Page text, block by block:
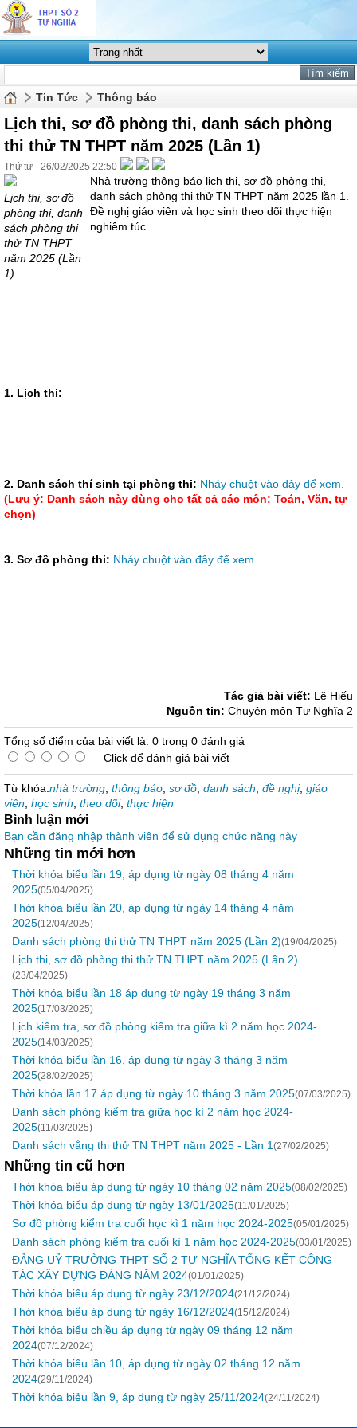
Tin Tức Thông báo
Lịch thi, sơ đồ phòng thi, danh sách phòng
thi thử TN THPT năm 2025 (Lần 1)
Thứ tư - 26/02/2025 22:50
Lịch thi, sơ đồ
phòng thi, danh
sách phòng thi
thử TN THPT
năm 2025 (Lần
1)
Nhà trường thông báo lịch thi, sơ đồ phòng thi,
danh sách phòng thi thử TN THPT năm 2025 lần 1.
Đề nghị giáo viên và học sinh theo dõi thực hiện
nghiêm túc.
1. Lịch thi:
2. Danh sách thí sinh tại phòng thi: Nháy chuột vào đây để xem.
(Lưu ý: Danh sách này dùng cho tất cả các môn: Toán, Văn, tự
chọn)
3. Sơ đồ phòng thi: Nháy chuột vào đây để xem.
Tác giả bài viết: Lê Hiếu
Nguồn tin: Chuyên môn Tư Nghĩa 2
Tổng số điểm của bài viết là: 0 trong 0 đánh giá
Click để đánh giá bài viết
Từ khóa:nhà trường thông báo sơ đồ danh sách đề nghị, giáo
viên học sinh theo dõi, thực hiện
Bình luận mới
Bạn cần đăng nhập thành viên để sử dụng chức năng này
Những tin mới hơn
Thời khóa biểu lần 19, áp dụng từ ngày 08 tháng 4 năm
2025(05/04/2025)
Thời khóa biểu lần 20, áp dụng từ ngày 14 tháng 4 năm
2025(12/04/2025)
Danh sách phòng thi thử TN THPT năm 2025 (Lần 2)(19/04/2025)
Lịch thi, sơ đồ phòng thi thử TN THPT năm 2025 (Lần 2)
(23/04/2025)
Thời khóa biểu lần 18 áp dụng từ ngày 19 tháng 3 năm
2025(17/03/2025)
Lịch kiểm tra, sơ đồ phòng kiểm tra giữa kì 2 năm học 2024-
2025(14/03/2025)
Thời khóa biểu lần 16, áp dụng từ ngày 3 tháng 3 năm
2025(28/02/2025)
Thời khóa lần 17 áp dụng từ ngày 10 tháng 3 năm 2025(07/03/2025)
Danh sách phòng kiểm tra giữa học kì 2 năm học 2024-
2025(11/03/2025)
Danh sách vắng thi thử TN THPT năm 2025 - Lần 1 (27/02/2025)
Những tin cũ hơn
Thời khóa biểu áp dụng từ ngày 10 tháng 02 năm 2025(08/02/2025)
Thời khóa biểu áp dụng từ ngày 13/01/2025(11/01/2025)
Sơ đồ phòng kiểm tra cuối học kì 1 năm học 2024-2025(05/01/2025)
Danh sách phòng kiểm tra cuối kì 1 năm học 2024-2025(03/01/2025)
ĐẢNG UỶ TRƯỜNG THPT SỐ 2 TƯ NGHĨA TỔNG KẾT CÔNG
TÁC XÂY DỰNG ĐẢNG NĂM 2024(01/01/2025)
Thời khóa biểu áp dụng từ ngày 23/12/2024(21/12/2024)
Thời khóa biểu áp dụng từ ngày 16/12/2024(15/12/2024)
Thời khóa biểu chiều áp dụng từ ngày 09 tháng 12 năm
2024(07/12/2024)
Thời khóa biểu lần 10, áp dụng từ ngày 02 tháng 12 năm
2024(29/11/2024)
Thời khóa biẻu lần 9, áp dụng từ ngày 25/11/2024(24/11/2024)